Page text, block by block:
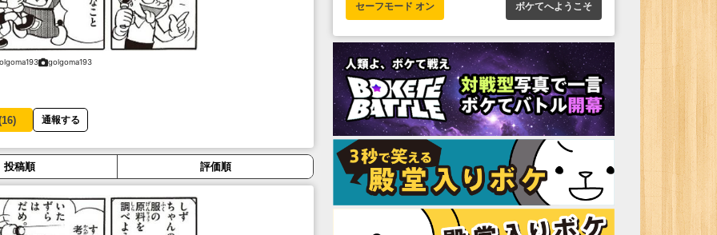
golgoma193
16) 通報する
投稿順 評価順
セーフモード オン ボケてへようこそ